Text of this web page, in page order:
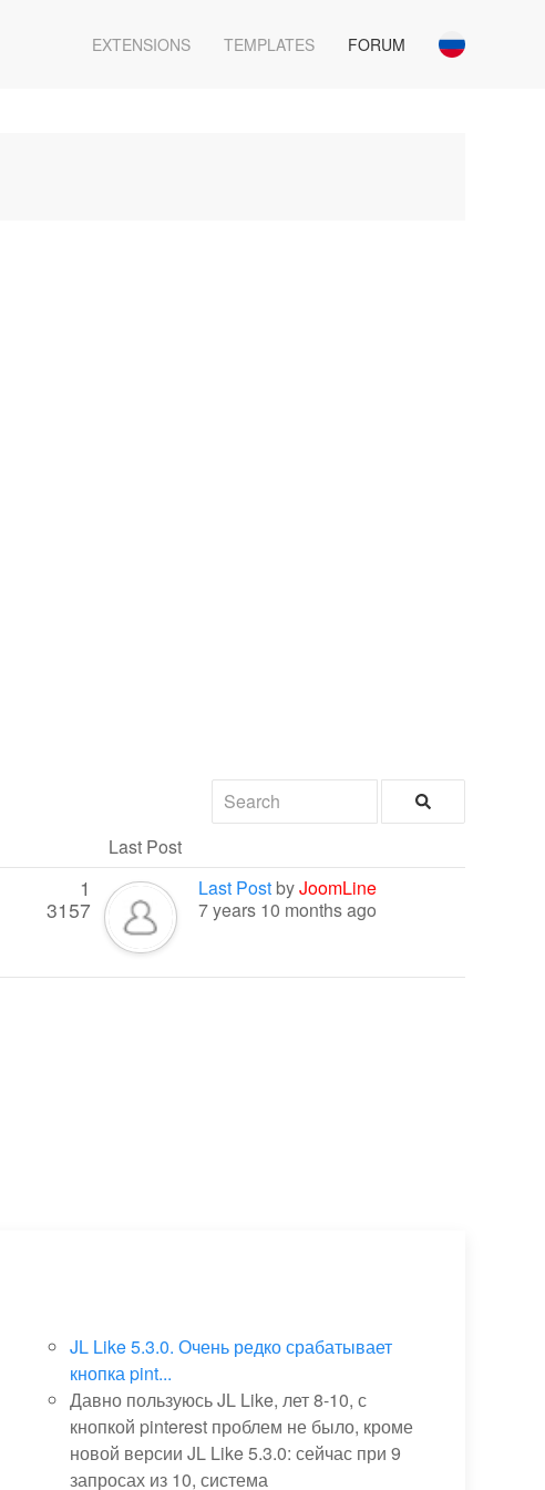
EXTENSIONS TEMPLATES FORUM
Last Post
1
3157
Last PostbyJoomLine
7 years 10 months ago
JL Like 5.3.0. Очень редко срабатывает
кнопка pint...
Давно пользуюсь JL Like, лет 8-10, с
кнопкой pinterest проблем не было, кроме
новой версии JL Like 5.3.0: сейчас при 9
запросах из 10, система